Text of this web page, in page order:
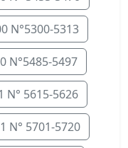
N°5300-5313
N°5485-5497
N° 5615-5626
N° 5701-5720